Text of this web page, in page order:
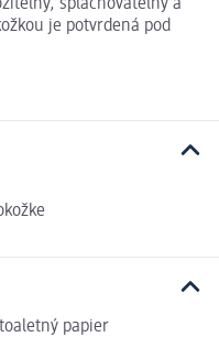
splachovateľný a
je potvrdená pod
papier